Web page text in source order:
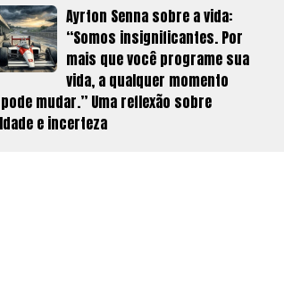
Ayrton Senna sobre a vida:
“Somos insignificantes. Por
mais que você programe sua
vida, a qualquer momento
mudar.” Uma reflexão sobre
e incerteza